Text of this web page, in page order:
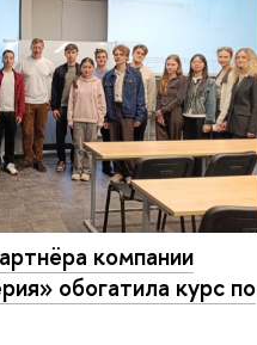
компании
обогатила курс по